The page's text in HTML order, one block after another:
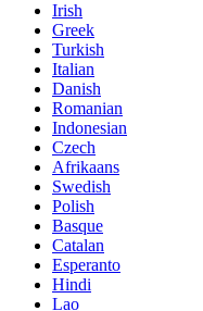
Irish
Greek
Turkish
Italian
Danish
Romanian
Indonesian
Czech
Afrikaans
Swedish
Polish
Basque
Catalan
Esperanto
Hindi
Lao